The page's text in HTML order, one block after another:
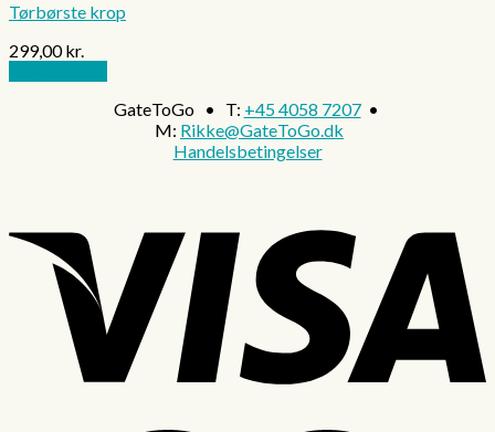
Tørbørste krop
299,00kr.
GateToGo • T: +45 4058 7207•
M: Rikke@GateToGo.dk
Handelsbetingelser